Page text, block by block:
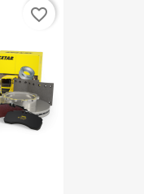
favorite_border